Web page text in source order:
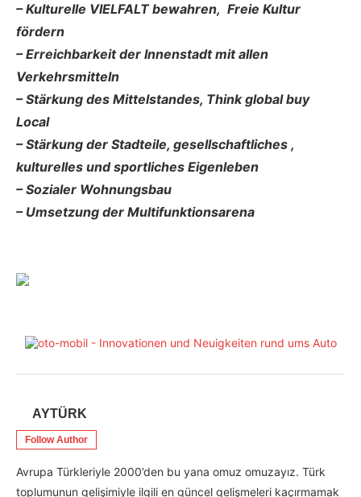
– Kulturelle VIELFALT bewahren, Freie Kultur
fördern
– Erreichbarkeit der Innenstadt mit allen
Verkehrsmitteln
– Stärkung des Mittelstandes, Think global buy
Local
– Stärkung der Stadteile, gesellschaftliches ,
kulturelles und sportliches Eigenleben
– Sozialer Wohnungsbau
– Umsetzung der Multifunktionsarena
AYTÜRK
Follow Author
Avrupa Türkleriyle 2000’den bu yana omuz omuzayız. Türk
toplumunun gelişimiyle ilgili en güncel gelişmeleri kaçırmamak